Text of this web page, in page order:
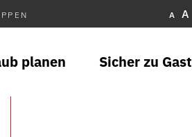
A A
planen Sicher zu Gast